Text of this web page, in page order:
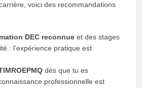
voici des recommandations
DEC reconnue et des stages
: l’expérience pratique est
dès que tu es
professionnelle est